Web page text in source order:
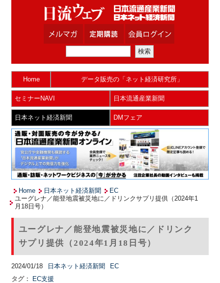
Home データ販売の「ネット経済研究所」
セミナーNAVI 日本流通産業新聞
日本ネット経済新聞 DMフェア
Home 日本ネット経済新聞
EC
ユーグレナ／能登地震被災地に／ドリンクサプリ提供（2024年1
月18日号）
ユーグレナ／能登地震被災地に／ドリンク
サプリ提供（2024年1月18日号）
2024/01/18 日本ネット経済新聞
EC
タグ：
EC支援